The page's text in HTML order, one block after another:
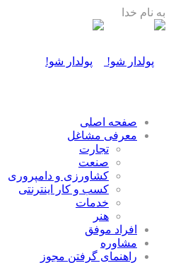
به نام خدا
صفحه اصلی
معرفی مشاغل
تجارت
صنعت
كشاورزی و دامپروری
كسب و كار اينترنتی
خدمات
هنر
افراد موفق
مشاوره
راهنمای گرفتن مجوز